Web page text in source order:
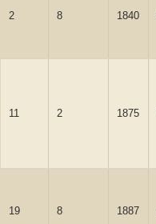
2 8 1840
11 2 1875
19 8 1887